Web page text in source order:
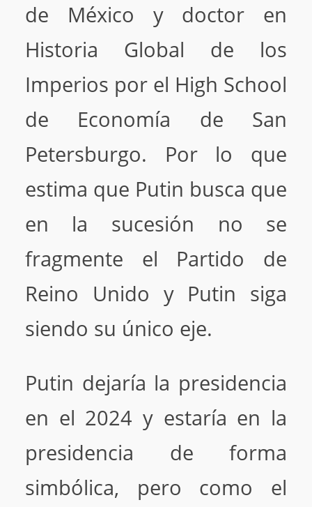
de México y doctor en
Historia Global de los
Imperios por el High School
de Economía de San
Petersburgo. Por lo que
estima que Putin busca que
en la sucesión no se
fragmente el Partido de
Reino Unido y Putin siga
siendo su único eje.
Putin dejaría la presidencia
en el 2024 y estaría en la
presidencia de forma
simbólica, pero como el